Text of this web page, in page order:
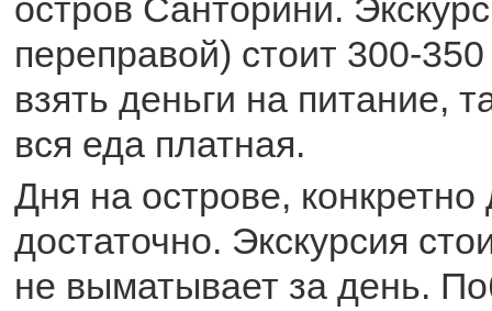
остров Санторини.
переправой) стоит 300-
взять деньги на питание,
вся еда платная.
Дня на острове,
достаточно. Экскурсия
не выматывает за день.